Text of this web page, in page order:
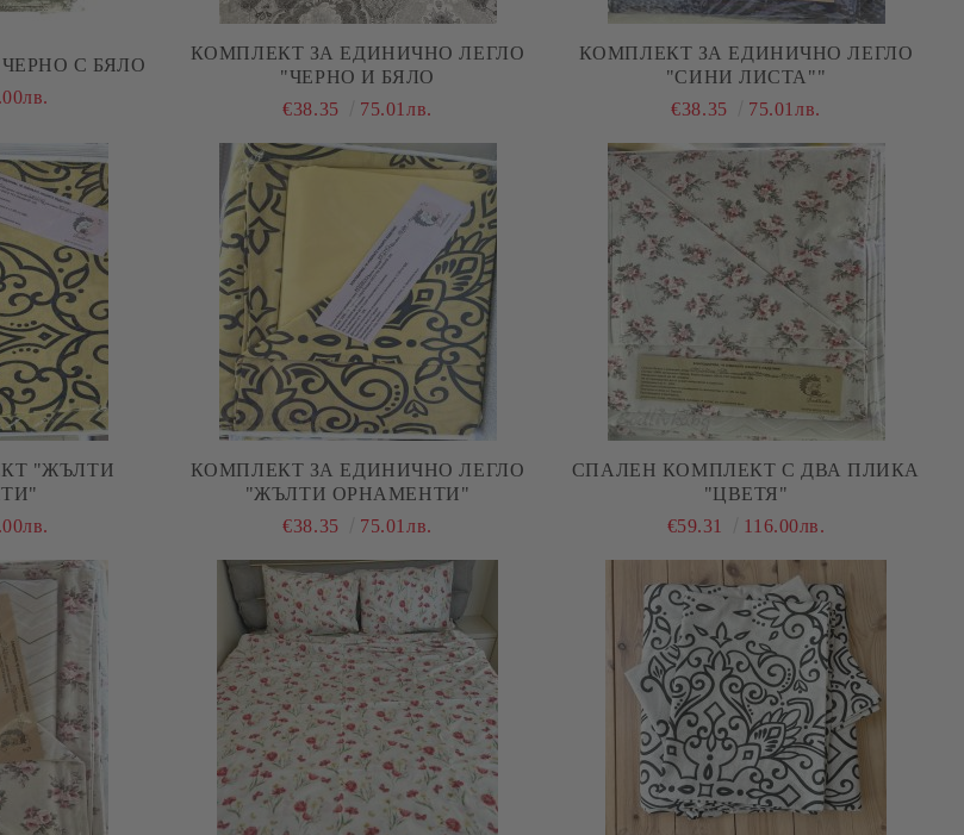
С БЯЛО
КОМПЛЕКТ ЗА ЕДИНИЧНО ЛЕГЛО
"ЧЕРНО И БЯЛО
€38.35
75.01лв.
КОМПЛЕКТ ЗА ЕДИНИЧНО ЛЕГЛО
"СИНИ ЛИСТА""
€38.35
75.01лв.
"ЖЪЛТИ
КОМПЛЕКТ ЗА ЕДИНИЧНО ЛЕГЛО
"ЖЪЛТИ ОРНАМЕНТИ"
€38.35
75.01лв.
СПАЛЕН КОМПЛЕКТ С ДВА ПЛИКА
"ЦВЕТЯ"
€59.31
116.00лв.